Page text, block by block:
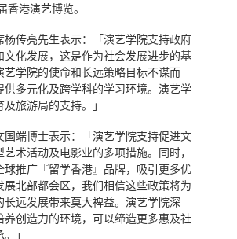
香港演艺博览。
杨传亮先生表示：「演艺学院支持政府
文化发展，这是作为社会发展进步的基
艺学院的使命和长远策略目标不谋而
供多元化及跨学科的学习环境。演艺学
旅游局的支持。」
国端博士表示：「演艺学院支持促进文
术活动及电影业的多项措施。同时，
球推广『留学香港』品牌，吸引更多优
展北部都会区，我们相信这些政策将为
长远发展带来莫大禆益。演艺学院深
养创造力的环境，可以缔造更多惠及社
」